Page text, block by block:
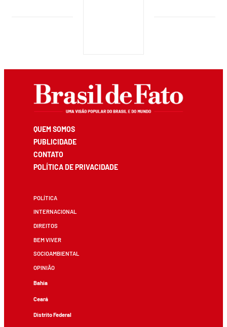
QUEM SOMOS
PUBLICIDADE
CONTATO
POLÍTICA DE PRIVACIDADE
POLÍTICA
INTERNACIONAL
DIREITOS
BEM VIVER
SOCIOAMBIENTAL
OPINIÃO
Bahia
Ceará
Distrito Federal